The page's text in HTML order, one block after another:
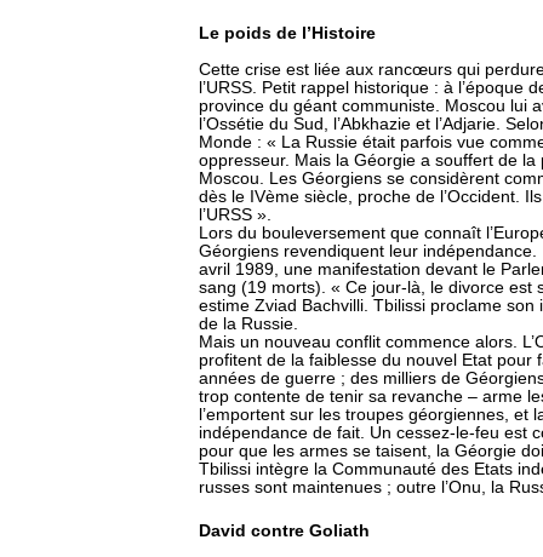
Le poids de l’Histoire
Cette crise est liée aux rancœurs qui
l’URSS. Petit rappel historique : à l’époque
province du géant communiste. Moscou lui
l’Ossétie du Sud, l’Abkhazie et l’Adjarie.
Monde : « La Russie était parfois vue
oppresseur. Mais la Géorgie a souffert de la
Moscou. Les Géorgiens se considèrent
dès le IVème siècle, proche de l’Occident.
l’URSS ».
Lors du bouleversement que connaît
Géorgiens revendiquent leur
avril 1989, une manifestation devant le
sang (19 morts). « Ce jour-là, le divorce est
estime Zviad Bachvilli. Tbilissi proclame
de la Russie.
Mais un nouveau conflit commence alors.
profitent de la faiblesse du nouvel Etat
années de guerre ; des milliers de
trop contente de tenir sa revanche – arme
l’emportent sur les troupes géorgiennes, et
indépendance de fait. Un cessez-le-feu est
pour que les armes se taisent, la Géorgie
Tbilissi intègre la Communauté des Etats
russes sont maintenues ; outre l’Onu, la
David contre Goliath